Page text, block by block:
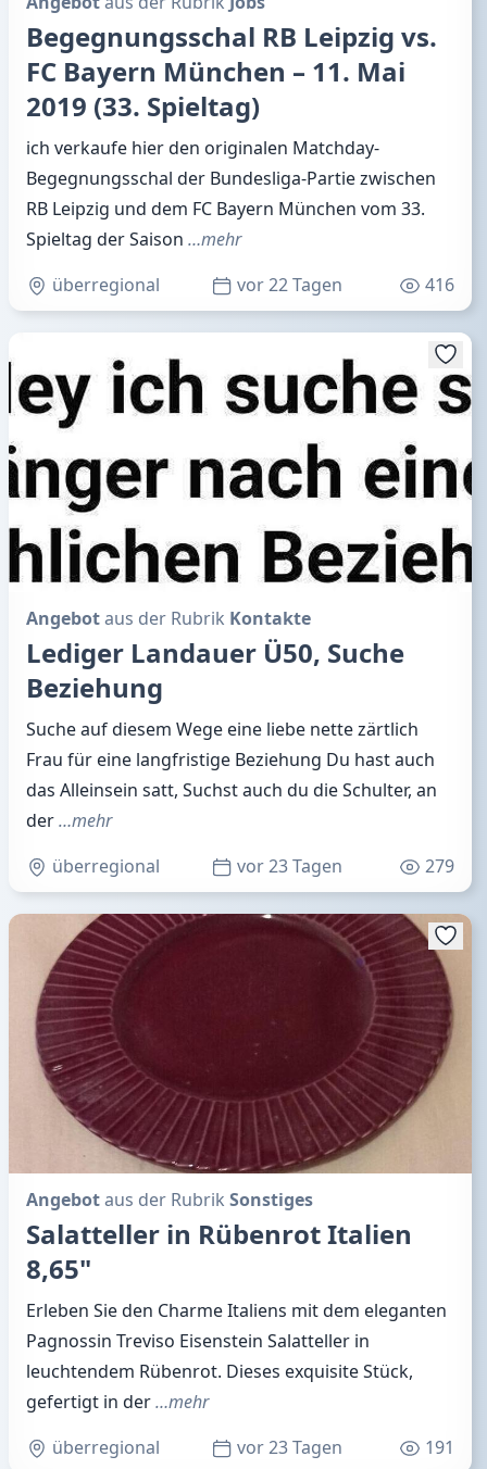
Begegnungsschal RB Leipzig vs.
FC Bayern München – 11. Mai
2019 (33. Spieltag)
ich verkaufe hier den originalen Matchday-
Begegnungsschal der Bundesliga-Partie zwischen
RB Leipzig und dem FC Bayern München vom 33.
Spieltag der Saison …mehr
überregional
vor 22 Tagen 416
Angebotaus der Rubrik Kontakte
Lediger Landauer Ü50, Suche
Beziehung
Suche auf diesem Wege eine liebe nette zärtlich
Frau für eine langfristige Beziehung Du hast auch
das Alleinsein satt, Suchst auch du die Schulter, an
der…mehr
überregional
vor 23 Tagen 279
Angebotaus der Rubrik Sonstiges
Salatteller in Rübenrot Italien
8,65"
Erleben Sie den Charme Italiens mit dem eleganten
Pagnossin Treviso Eisenstein Salatteller in
leuchtendem Rübenrot. Dieses exquisite Stück,
gefertigt in der…mehr
überregional
vor 23 Tagen 191